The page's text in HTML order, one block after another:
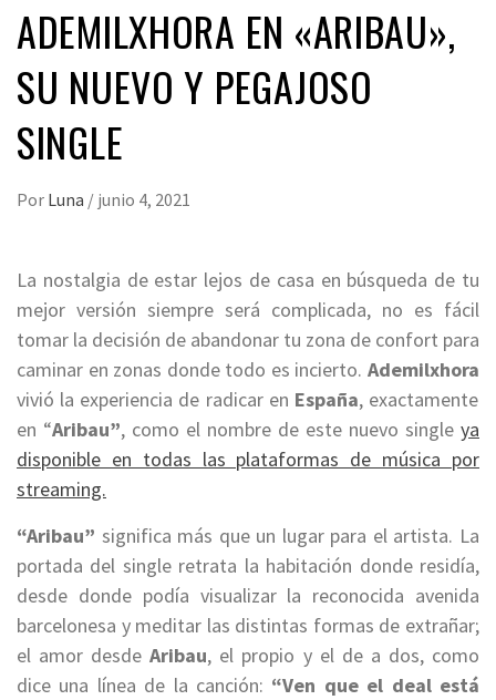
ADEMILXHORA EN «ARIBAU»,
SU NUEVO Y PEGAJOSO
SINGLE
Por Luna / junio 4, 2021
La nostalgia de estar lejos de casa en búsqueda de tu
mejor versión siempre será complicada, no es fácil
tomar la decisión de abandonar tu zona de confort para
caminar en zonas donde todo es incierto. Ademilxhora
vivió la experiencia de radicar en España, exactamente
en “Aribau”, como el nombre de este nuevo single ya
disponible en todas las plataformas de música por
streaming.
“Aribau” significa más que un lugar para el artista. La
portada del single retrata la habitación donde residía,
desde donde podía visualizar la reconocida avenida
barcelonesa y meditar las distintas formas de extrañar;
el amor desdeAribau, el propio y el de a dos, como
dice una línea de la canción: “Ven que el deal está